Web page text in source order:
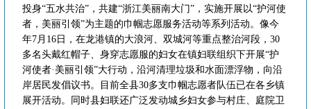
投身“五水共治”，共建“浙江美丽南大门”，实施开展以“护河使
者，美丽引领”为主题的巾帼志愿服务活动等系列活动。像今
年7月16日，在龙港镇的大浪河、双城河等重点整治河段，30
多名头戴红帽子、身穿志愿服的妇女在镇妇联组织下开展“护
河使者·美丽引领”大行动，沿河清理垃圾和水面漂浮物，向沿
岸居民发倡议书。目前全县30多支巾帼志愿者队伍已在各乡镇
展开活动。同时县妇联还广泛发动城乡妇女参与村庄、庭院卫